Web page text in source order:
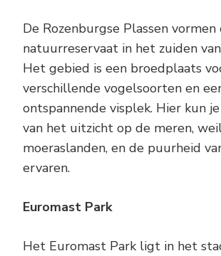
De Rozenburgse Plassen vormen
natuurreservaat in het zuiden
Het gebied is een broedplaats
verschillende vogelsoorten en
ontspannende visplek. Hier kun
van het uitzicht op de meren,
moeraslanden, en de puurheid
ervaren.
Euromast Park
Het Euromast Park ligt in het